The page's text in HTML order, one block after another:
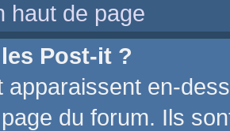
haut de page
Post-it ?
apparaissent en-
du forum. Ils